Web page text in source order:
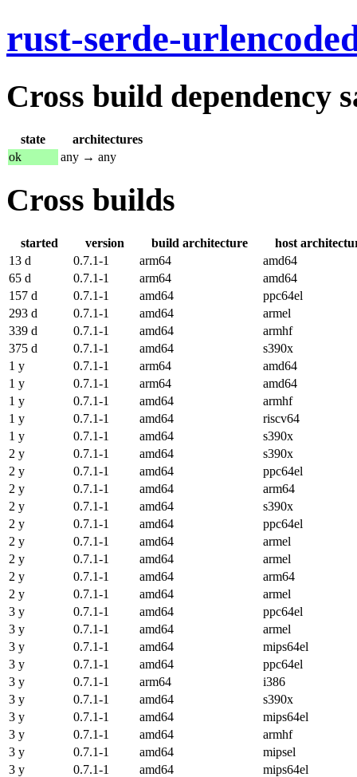
rust-serde-
Cross build dependency
state
architectures
ok
any → any
Cross builds
started version build architecture
host
13 d
0.7.1-1 arm64
amd64
65 d
0.7.1-1 arm64
amd64
157 d
0.7.1-1 amd64
ppc64el
293 d
0.7.1-1 amd64
armel
339 d
0.7.1-1 amd64
armhf
375 d
0.7.1-1 amd64
s390x
1 y
0.7.1-1 arm64
amd64
1 y
0.7.1-1 arm64
amd64
1 y
0.7.1-1 amd64
armhf
1 y
0.7.1-1 amd64
riscv64
1 y
0.7.1-1 amd64
s390x
2 y
0.7.1-1 amd64
s390x
2 y
0.7.1-1 amd64
ppc64el
2 y
0.7.1-1 amd64
arm64
2 y
0.7.1-1 amd64
s390x
2 y
0.7.1-1 amd64
ppc64el
2 y
0.7.1-1 amd64
armel
2 y
0.7.1-1 amd64
armel
2 y
0.7.1-1 amd64
arm64
2 y
0.7.1-1 amd64
armel
3 y
0.7.1-1 amd64
ppc64el
3 y
0.7.1-1 amd64
armel
3 y
0.7.1-1 amd64
mips64el
3 y
0.7.1-1 amd64
ppc64el
3 y
0.7.1-1 arm64
i386
3 y
0.7.1-1 amd64
s390x
3 y
0.7.1-1 amd64
mips64el
3 y
0.7.1-1 amd64
armhf
3 y
0.7.1-1 amd64
mipsel
3 y
0.7.1-1 amd64
mips64el